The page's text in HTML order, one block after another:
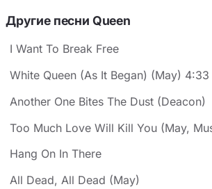
Другие песни Queen
I Want To Break Free
White Queen (As It Began) (May) 4:33
Another One Bites The Dust (Deacon)
Too Much Love Will Kill You (May,
Hang On In There
All Dead, All Dead (May)